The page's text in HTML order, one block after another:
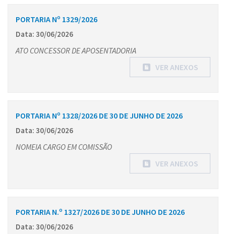
PORTARIA Nº 1329/2026
Data: 30/06/2026
ATO CONCESSOR DE APOSENTADORIA
VER ANEXOS
PORTARIA Nº 1328/2026 DE 30 DE JUNHO DE 2026
Data: 30/06/2026
NOMEIA CARGO EM COMISSÃO
VER ANEXOS
PORTARIA N.º 1327/2026 DE 30 DE JUNHO DE 2026
Data: 30/06/2026